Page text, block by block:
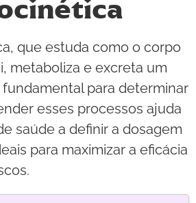
que estuda como o corpo
metaboliza e excreta um
para determinar
esses processos ajuda
saúde a definir a dosagem
para maximizar a eficácia